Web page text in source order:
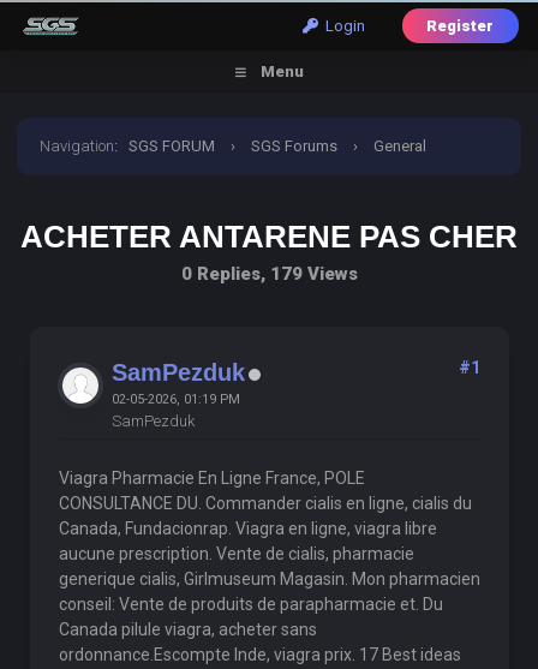
Login Register
Menu
Navigation:SGS FORUM › SGS Forums › General
ACHETER ANTARENE PAS CHER
0 Replies, 179 Views
SamPezduk
02-05-2026, 01:19 PM
SamPezduk
#1
Viagra Pharmacie En Ligne France, POLE
CONSULTANCE DU. Commander cialis en ligne, cialis du
Canada, Fundacionrap. Viagra en ligne, viagra libre
aucune prescription. Vente de cialis, pharmacie
generique cialis, Girlmuseum Magasin. Mon pharmacien
conseil: Vente de produits de parapharmacie et. Du
Canada pilule viagra, acheter sans
ordonnance.Escompte Inde, viagra prix. 17 Best ideas